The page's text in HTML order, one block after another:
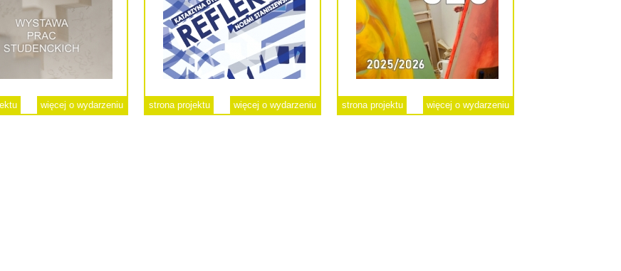
więcej o wydarzeniu strona projektu więcej o wydarzeniu strona projektu więcej o wydarzeniu